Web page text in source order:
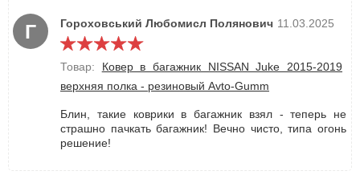
Г Гороховський Любомисл Полянович 11.03.2025
Товар: Ковер в багажник NISSAN Juke 2015-2019
верхняя полка - резиновый Avto-Gumm
Блин, такие коврики в багажник взял - теперь не
страшно пачкать багажник! Вечно чисто, типа огонь
решение!